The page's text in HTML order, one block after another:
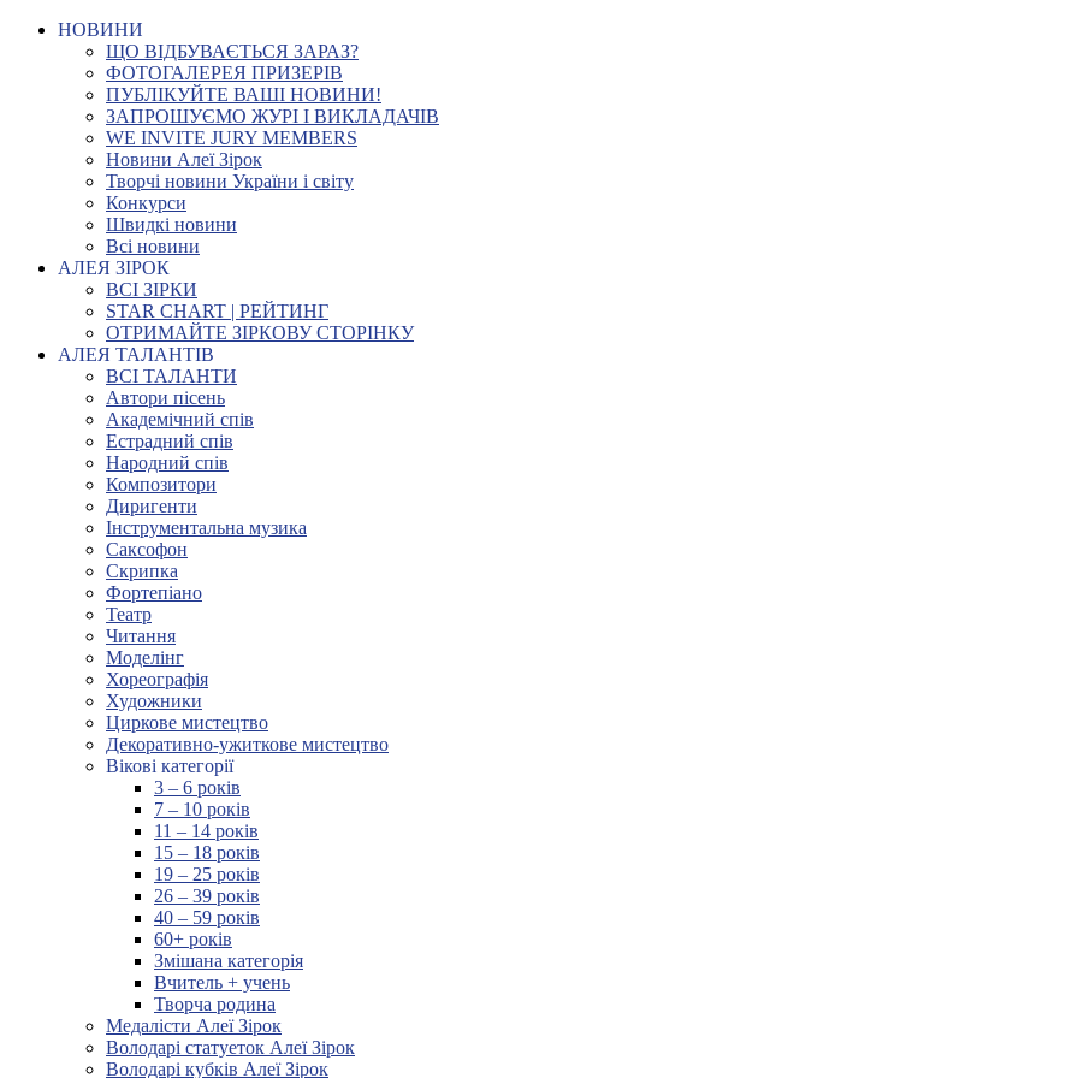
НОВИНИ
ЩО ВІДБУВАЄТЬСЯ ЗАРАЗ?
ФОТОГАЛЕРЕЯ ПРИЗЕРІВ
ПУБЛІКУЙТЕ ВАШІ НОВИНИ!
ЗАПРОШУЄМО ЖУРІ І ВИКЛАДАЧІВ
WE INVITE JURY MEMBERS
Новини Алеї Зірок
Творчі новини України і світу
Конкурси
Швидкі новини
Всі новини
АЛЕЯ ЗІРОК
ВСІ ЗІРКИ
STAR CHART | РЕЙТИНГ
ОТРИМАЙТЕ ЗІРКОВУ СТОРІНКУ
АЛЕЯ ТАЛАНТІВ
ВСІ ТАЛАНТИ
Автори пісень
Академічний спів
Естрадний спів
Народний спів
Композитори
Диригенти
Інструментальна музика
Саксофон
Скрипка
Фортепіано
Театр
Читання
Моделінг
Хореографія
Художники
Циркове мистецтво
Декоративно-ужиткове мистецтво
Вікові категорії
3 – 6 років
7 – 10 років
11 – 14 років
15 – 18 років
19 – 25 років
26 – 39 років
40 – 59 років
60+ років
Змішана категорія
Вчитель + учень
Творча родина
Медалісти Алеї Зірок
Володарі статуеток Алеї Зірок
Володарі кубків Алеї Зірок